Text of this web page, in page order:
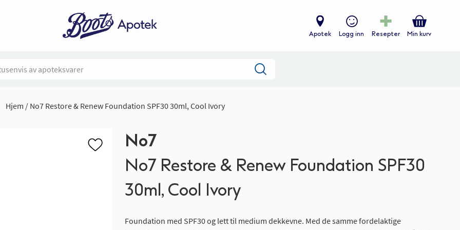
Apotek Logg inn Resepter Min kurv
Hjem No7 Restore & Renew Foundation SPF30 30ml, Cool Ivory
No7
No7 Restore & Renew Foundation SPF30
30ml, Cool Ivory
Foundation med SPF30 og lett til medium dekkevne. Med de samme fordelaktige